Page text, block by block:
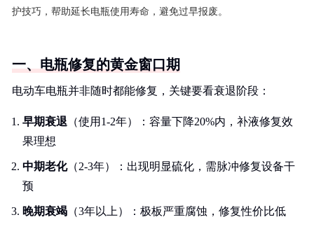
护技巧，帮助延长电瓶使用寿命，避免过早报废。
一、电瓶修复的黄金窗口期
电动车电瓶并非随时都能修复，关键要看衰退阶段：
早期衰退 （使用1-2年）：容量下降20%内，补液修复效
果理想
中期老化（2-3年）：出现明显硫化，需脉冲修复设备干
预
晚期衰竭 （3年以上）：极板严重腐蚀，修复性价比低